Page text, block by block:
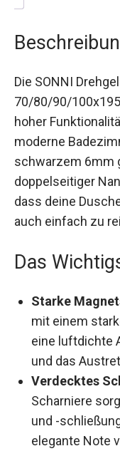
Die SONNI
70/80/90/
hoher
moderne
schwarzem 6mm
doppelseitiger
dass deine
auch einfach zu
Das
Starke
mit einem
eine luftdichte
und das
Verdecktes
Scharniere
und -
elegante Note